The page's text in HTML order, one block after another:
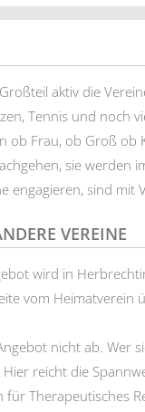
aktiv die
Tennis und noch
Frau, ob Groß ob
sie werden
engagieren, sind mit
VEREINE
wird in
vom Heimatverein
nicht ab. Wer
reicht die
Therapeutisches